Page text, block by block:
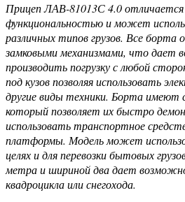
Прицеп ЛАВ-81013С 4.0
функциональностью и может
различных типов грузов. Все борта
замковыми механизмами, что дает
производить погрузку с любой
под кузов позволяя использовать
другие виды техники. Борта имеют
который позволяет их быстро
использовать транспортное
платформы. Модель может
целях и для перевозки бытовых
метра и шириной два дает
квадроцикла или снегохода.